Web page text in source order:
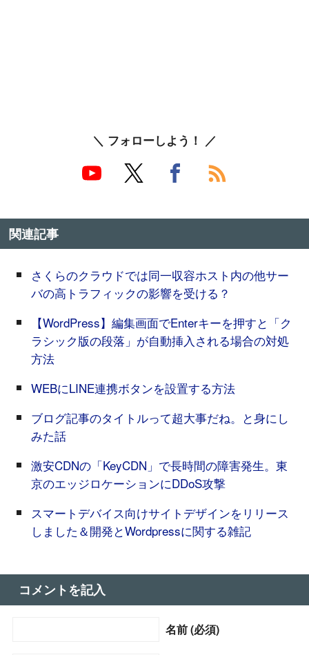
＼ フォローしよう！ ／
関連記事
さくらのクラウドでは同一収容ホスト内の他サー
バの高トラフィックの影響を受ける？
【WordPress】編集画面でEnterキーを押すと「ク
ラシック版の段落」が自動挿入される場合の対処
方法
WEBにLINE連携ボタンを設置する方法
ブログ記事のタイトルって超大事だね。と身にし
みた話
激安CDNの「KeyCDN」で長時間の障害発生。東
京のエッジロケーションにDDoS攻撃
スマートデバイス向けサイトデザインをリリース
しました＆開発とWordpressに関する雑記
コメントを記入
名前 (必須)